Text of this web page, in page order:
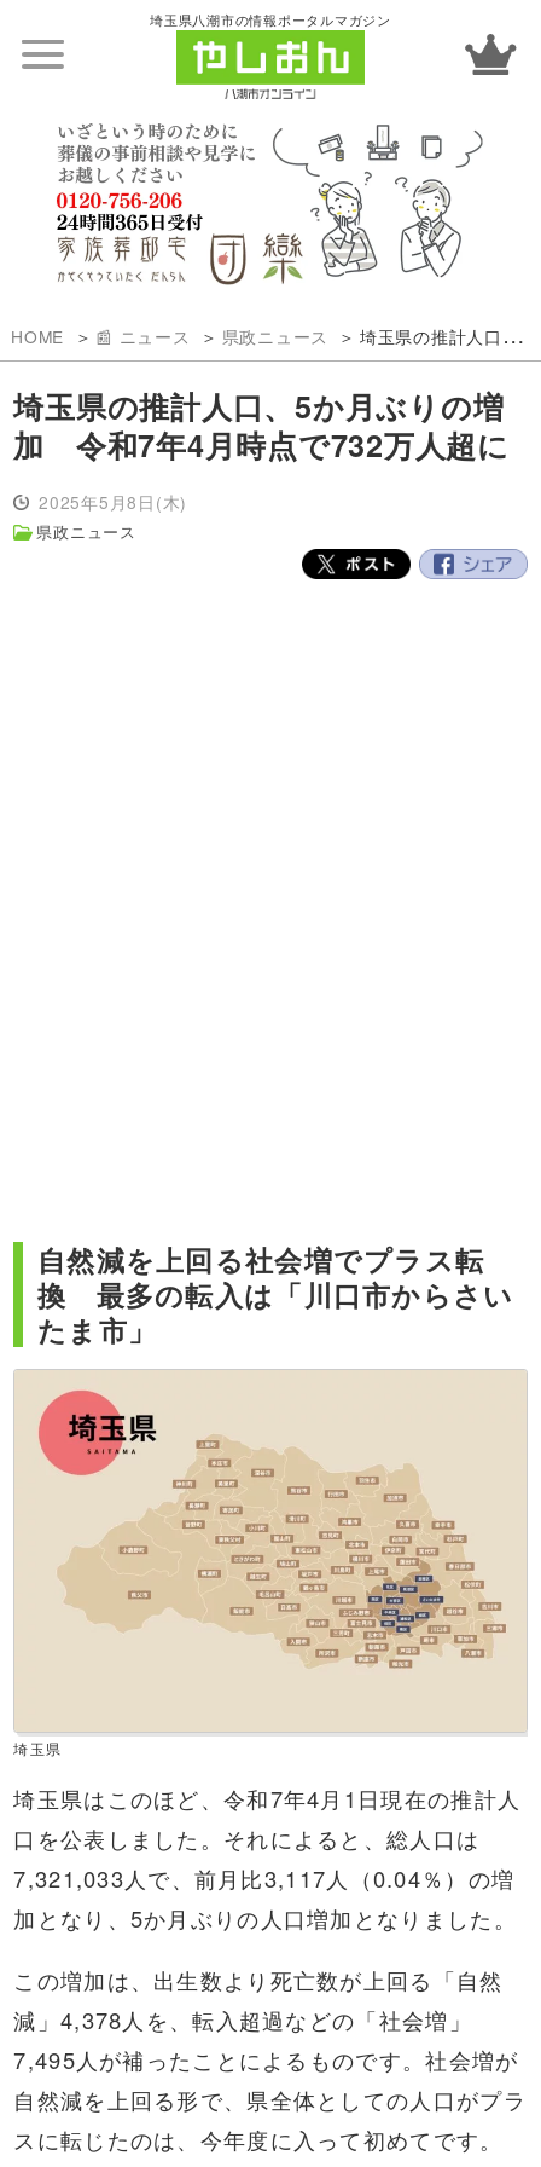
埼玉県八潮市の情報ポータルマガジン
HOME 📰 ニュース 県政ニュース 埼玉県の推計人口、5か月ぶりの増加 令和7年4月時点で732万人超に
埼玉県の推計人口、5か月ぶりの増
加 令和7年4月時点で732万人超に
2025年5月8日(木)
県政ニュース
自然減を上回る社会増でプラス転
換 最多の転入は「川口市からさい
たま市」
埼玉県
埼玉県はこのほど、令和7年4月1日現在の推計人
口を公表しました。それによると、総人口は
7,321,033人で、前月比3,117人（0.04％）の増
加となり、5か月ぶりの人口増加となりました。
この増加は、出生数より死亡数が上回る「自然
減」4,378人を、転入超過などの「社会増」
7,495人が補ったことによるものです。社会増が
自然減を上回る形で、県全体としての人口がプラ
スに転じたのは、今年度に入って初めてです。